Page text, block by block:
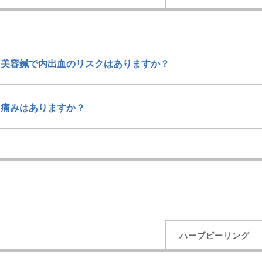
美容鍼で内出血のリスクはありますか？
痛みはありますか？
ハーブピーリング